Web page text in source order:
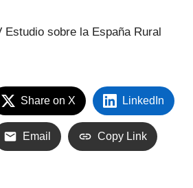
Estudio sobre la España Rural
Share on X LinkedIn
Email Copy Link